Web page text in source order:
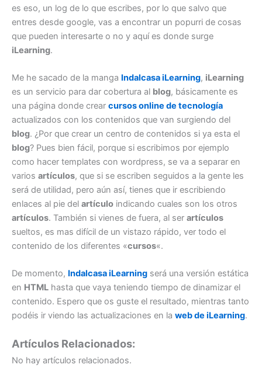
es eso, un log de lo que escribes, por lo que salvo que
entres desde google, vas a encontrar un popurri de cosas
que pueden interesarte o no y aquí es donde surge
iLearning.
Me he sacado de la manga Indalcasa iLearning, iLearning
es un servicio para dar cobertura al blog, básicamente es
una página donde crear cursos online de tecnología
actualizados con los contenidos que van surgiendo del
blog. ¿Por que crear un centro de contenidos si ya esta el
blog? Pues bien fácil, porque si escribimos por ejemplo
como hacer templates con wordpress, se va a separar en
varios artículos, que si se escriben seguidos a la gente les
será de utilidad, pero aún así, tienes que ir escribiendo
enlaces al pie del artículo indicando cuales son los otros
artículos. También si vienes de fuera, al ser artículos
sueltos, es mas difícil de un vistazo rápido, ver todo el
contenido de los diferentes «cursos«.
De momento, Indalcasa iLearning será una versión estática
en HTML hasta que vaya teniendo tiempo de dinamizar el
contenido. Espero que os guste el resultado, mientras tanto
podéis ir viendo las actualizaciones en la web de iLearning.
Artículos Relacionados:
No hay artículos relacionados.